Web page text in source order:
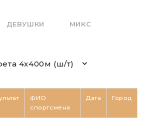
ДЕВУШКИ МИКС
4х400м (ш/т)
ФИО
спортсмена
Дата Город